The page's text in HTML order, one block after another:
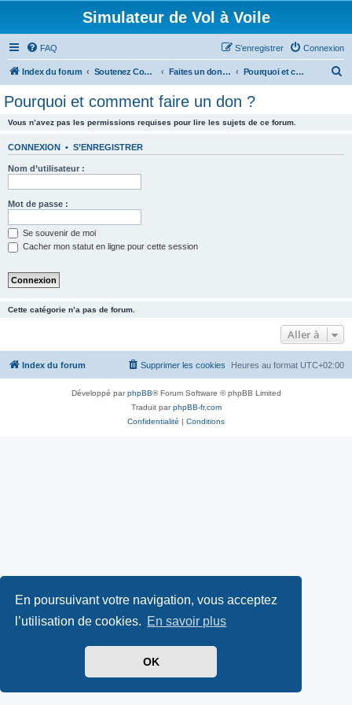
En poursuivant votre navigation, vous acceptez
l’utilisation de cookies. En savoir plus
OK
Simulateur de Vol à Voile
FAQ Connexion
S’enregistrer
Index du forum Soutenez CondorSim.fr Faites un don pour nous aider à financer le forum et les serveurs ! Pourquoi et comment faire un don ?
Pourquoi et comment faire un don ?
Vous n’avez pas les permissions requises pour lire les sujets de ce forum.
CONNEXION • S’ENREGISTRER
Nom d’utilisateur :
Mot de passe :
Se souvenir de moi
Cacher mon statut en ligne pour cette session
Cette catégorie n’a pas de forum.
Aller à
Index du forum Heures au format UTC+02:00
Supprimer les cookies
Développé parphpBB® Forum Software © phpBB Limited
Traduit parphpBB-fr.com
Confidentialité | Conditions